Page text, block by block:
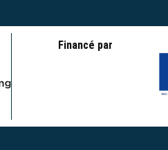
Financé par